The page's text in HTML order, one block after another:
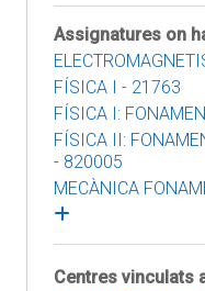
Assignatures on
FÍSICA I - 21763
FÍSICA I:
FÍSICA II:
- 820005
MECÀNICA
Centres vinculats